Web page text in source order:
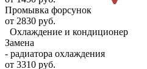
Промывка форсунок
от 2830 руб.
Охлаждение и кондиционер
Замена
- радиатора охлаждения
от 3310 руб.